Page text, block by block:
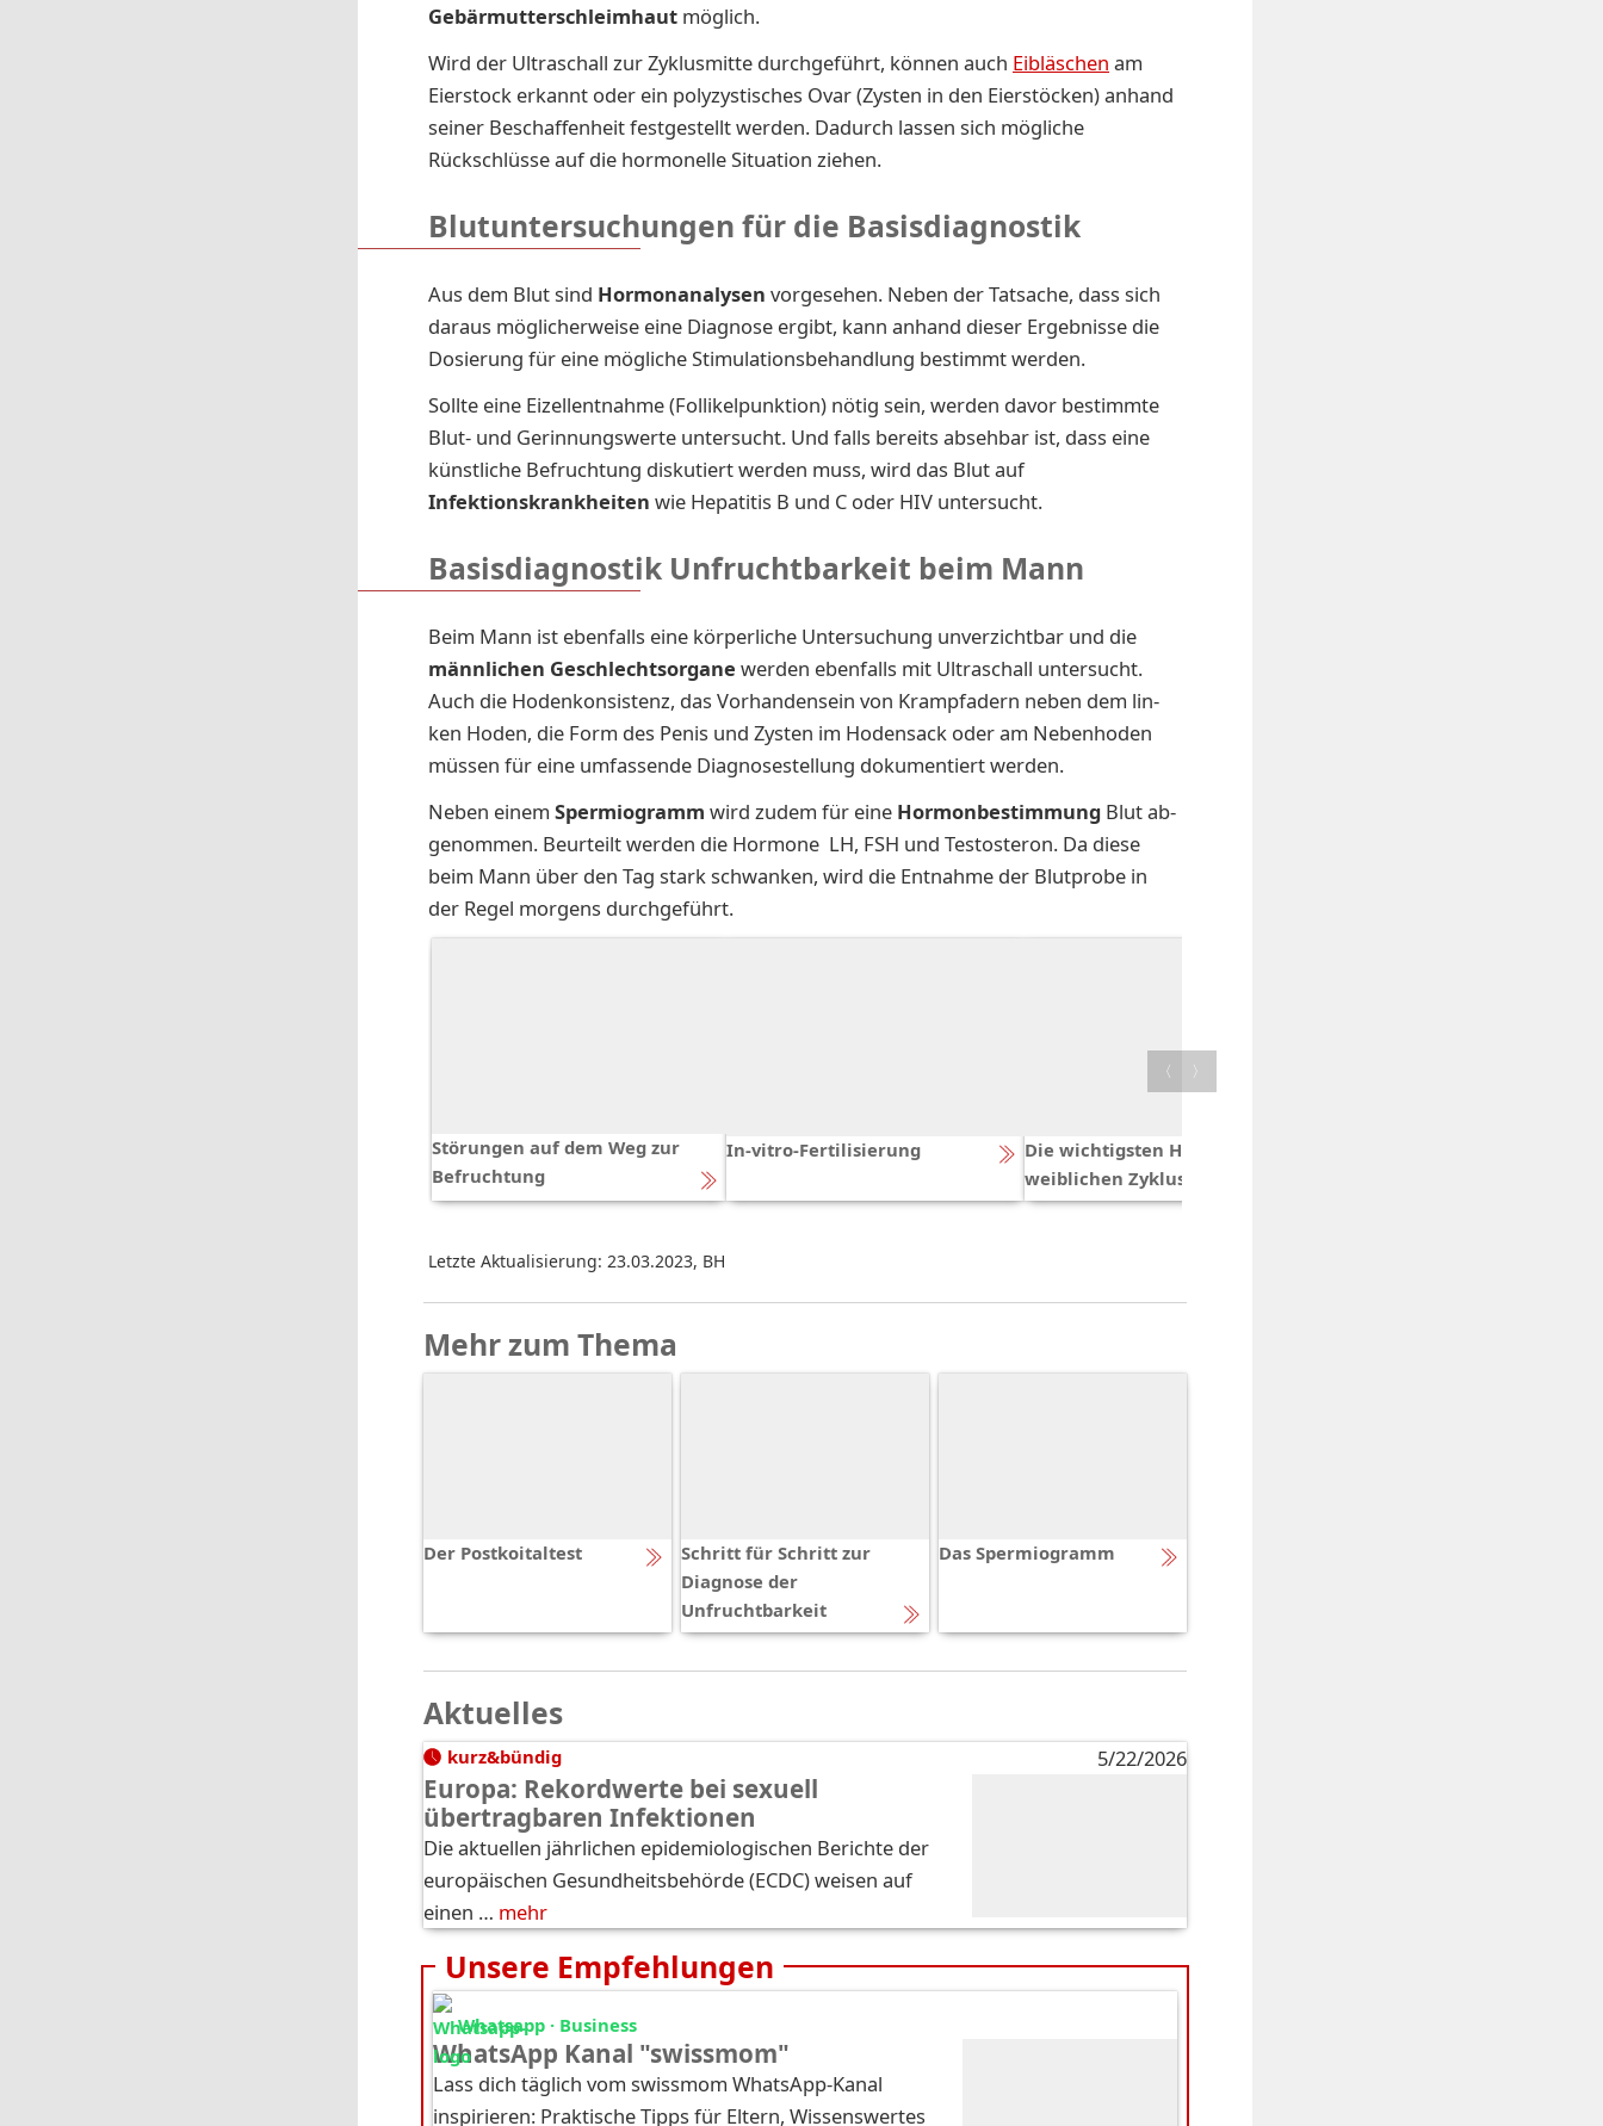
Gebärmutterschleimhaut möglich.
Wird der Ultraschall zur Zyklusmitte durchgeführt, können auch Eibläschen am
Eierstock erkannt oder ein polyzystisches Ovar (Zysten in den Eierstöcken) anhand
seiner Beschaffenheit festgestellt werden. Dadurch lassen sich mögliche
Rückschlüsse auf die hormonelle Situation ziehen.
Blutuntersuchungen für die Basisdiagnostik
Aus dem Blut sind Hormonanalysen vorgesehen. Neben der Tatsache, dass sich
daraus möglicherweise eine Diagnose ergibt, kann anhand dieser Ergebnisse die
Dosierung für eine mögliche Stimulationsbehandlung bestimmt werden.
Sollte eine Eizellentnahme (Follikelpunktion) nötig sein, werden davor bestimmte
Blut- und Gerinnungswerte untersucht. Und falls bereits absehbar ist, dass eine
künstliche Befruchtung diskutiert werden muss, wird das Blut auf
Infektionskrankheiten wie Hepatitis B und C oder HIV untersucht.
Basisdiagnostik Unfruchtbarkeit beim Mann
Beim Mann ist ebenfalls eine körperliche Untersuchung unverzichtbar und die
männ­li­chen Ge­schlechts­or­ga­ne werden ebenfalls mit Ul­tra­schall untersucht.
Auch die Ho­den­kon­sis­tenz, das Vor­han­den­sein von Krampf­adern ne­ben dem lin­
ken Ho­den, die Form des Pe­nis und Zys­ten im Ho­den­sack oder am Ne­ben­ho­den
müs­sen für eine um­fas­sen­de Dia­gno­se­stel­lung do­ku­men­tiert wer­den.
Neben einem Spermiogramm wird zudem für eine Hormonbestimmung Blut ab­
ge­nom­men. Be­ur­teilt werden die Hormone LH, FSH und Tes­to­ste­ron. Da die­se
beim Mann über den Tag stark schwan­ken, wird die Ent­nah­me der Blut­pro­be in
der Re­gel mor­gens durch­ge­führt.
Störungen auf dem Weg zur
Befruchtung
In-vitro-Fertilisierung
Die wichtigsten Hormone im
weiblichen Zyklus
〈 〉
Letzte Aktualisierung: 23.03.2023, BH
Mehr zum Thema
Der Postkoitaltest
Schritt für Schritt zur
Diagnose der
Unfruchtbarkeit
Das Spermiogramm
Aktuelles
kurz&bündig 5/22/2026
Europa: Rekordwerte bei sexuell
übertragbaren Infektionen
Die aktuellen jährlichen epidemiologischen Berichte der
europäischen Gesundheitsbehörde (ECDC) weisen auf
einen … mehr
Unsere Empfehlungen
Whatsapp · Business
WhatsApp Kanal "swissmom"
Lass dich täglich vom swissmom WhatsApp-Kanal
inspirieren: Praktische Tipps für Eltern, Wissenswertes